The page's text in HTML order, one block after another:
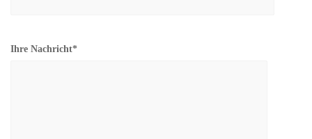
Ihre Nachricht*